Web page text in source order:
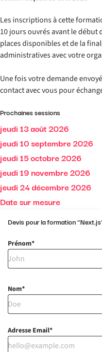
Les inscriptions à cette
10 jours ouvrés avant le début
places disponibles et de la
administratives avec votre
Une fois votre demande
contact avec vous pour
Prochaines sessions
jeudi 13 août 2026
jeudi 10 septembre 2026
jeudi 15 octobre 2026
jeudi 19 novembre 2026
jeudi 24 décembre 2026
Date sur mesure
Devis pour la formation
Prénom
Nom
Adresse Email